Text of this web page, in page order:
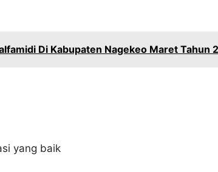
Di Kabupaten Nagekeo Maret Tahun
yang baik